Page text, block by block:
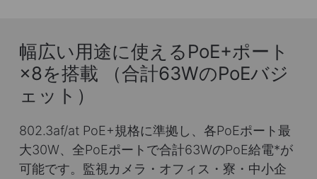
幅広い用途に使えるPoE+ポート
×8を搭載 （合計63WのPoEバジ
ェット）
802.3af/at PoE+規格に準拠し、各PoEポート最
大30W、全PoEポートで合計63WのPoE給電*が
可能です。監視カメラ・オフィス・寮・中小企